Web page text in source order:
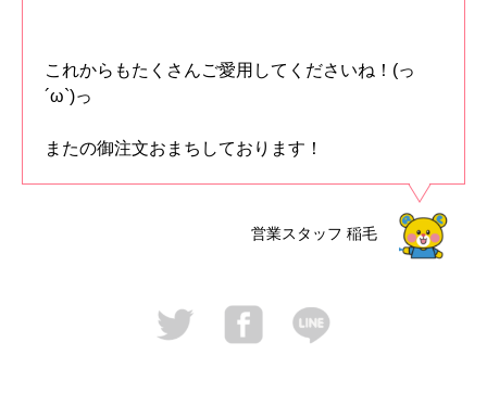
これからもたくさんご愛用してくださいね！(っ
´ω`)っ
またの御注文おまちしております！
営業スタッフ 稲毛